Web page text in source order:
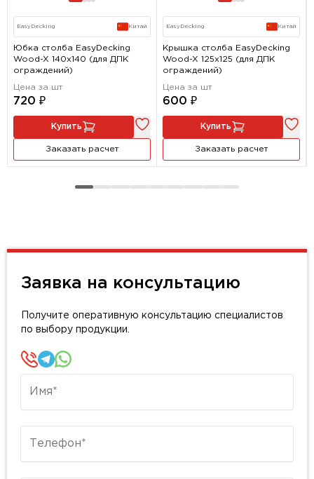
EasyDecking Китай
Юбка столба EasyDecking
Wood-X 140х140 (для ДПК
ограждений)
Цена за шт
720 ₽
Купить
Заказать расчет
EasyDecking Китай
Крышка столба EasyDecking
Wood-X 125х125 (для ДПК
ограждений)
Цена за шт
600 ₽
Купить
Заказать расчет
Заявка на консультацию
Получите оперативную консультацию специалистов
по выбору продукции.